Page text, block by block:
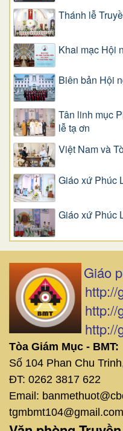
Thánh lễ
Khai mạc Hội
Biên bản Hội
Tân linh mục
lễ tạ ơn
Việt Nam và
Giáo xứ Phúc
Giáo xứ Phúc
Giáo
http://
http://
http://
Tòa Giám Mục - BMT:
Số 104 Phan Chu
ĐT: 0262 3817 622
Email:
tgmbmt104@gmail.com